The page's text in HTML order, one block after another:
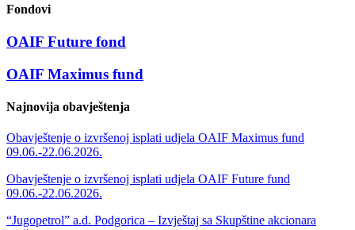
Fondovi
OAIF Future fond
OAIF Maximus fund
Najnovija obavještenja
Obavještenje o izvršenoj isplati udjela OAIF Maximus fund
09.06.-22.06.2026.
Obavještenje o izvršenoj isplati udjela OAIF Future fund
09.06.-22.06.2026.
“Jugopetrol” a.d. Podgorica – Izvještaj sa Skupštine akcionara